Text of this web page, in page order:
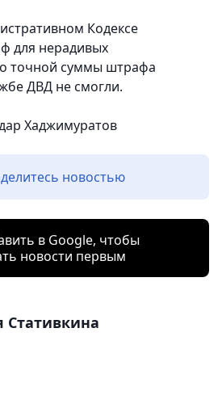
Кодексе
для нерадивых
точной суммы штрафа
ДВД не смогли.
Хаджимуратов
новостью
в Google, чтобы
новости первым
Стативкина